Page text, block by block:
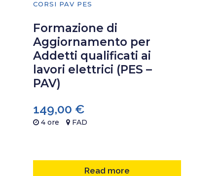
CORSI PAV PES
Formazione di
Aggiornamento per
Addetti qualificati ai
lavori elettrici (PES –
PAV)
149,00 €
4 ore FAD
Read more